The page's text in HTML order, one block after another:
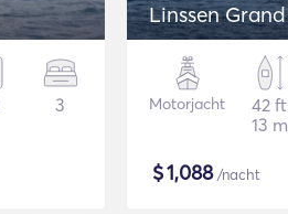
3
Linssen
Motorjacht
42 ft
13 m
$1,088/nacht